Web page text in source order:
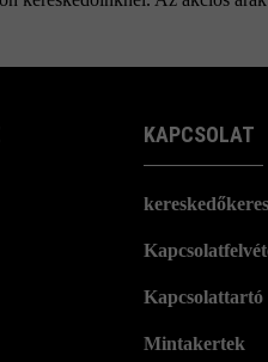
KAPCSOLAT
Kapcsolattartó
Mintakertek